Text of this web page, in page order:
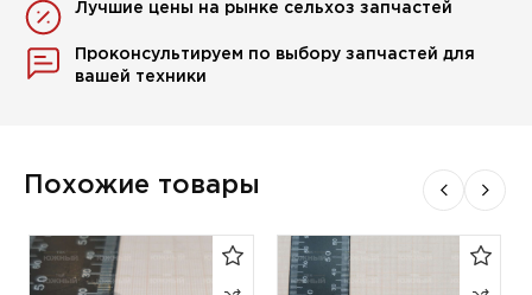
Лучшие цены на рынке сельхоз запчастей
Проконсультируем по выбору запчастей для
вашей техники
Похожие товары